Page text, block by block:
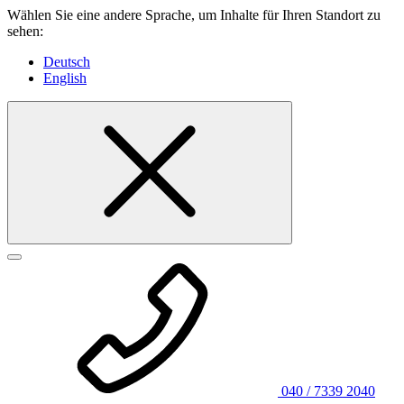
Wählen Sie eine andere Sprache, um Inhalte für Ihren Standort zu
sehen:
Deutsch
English
040 / 7339 2040